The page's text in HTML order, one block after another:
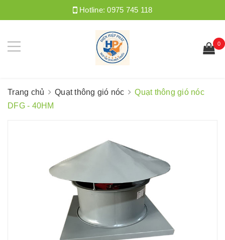
Hotline:0975 745 118
0
Trang chủ Quạt thông gió nóc
Quạt thông gió nóc
DFG - 40HM